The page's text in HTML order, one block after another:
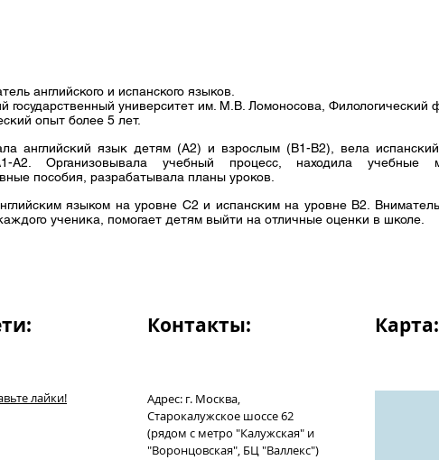
английского и испанского языков.
государственный университет им. М.В. Ломоносова, Филологический
опыт более 5 лет.
английский язык детям (А2) и взрослым (В1-В2), вела
А2. Организовывала учебный процесс, находила учебные
пособия, разрабатывала планы уроков.
языком на уровне С2 и испанским на уровне В2.
ученика, помогает детям выйти на отличные оценки в школе.
Контакты: Карта:
лайки!
Адрес: г. Москва,
Старокалужское шоссе 62
(рядом с метро "Калужская" и
"Воронцовская", БЦ"Валлекс")